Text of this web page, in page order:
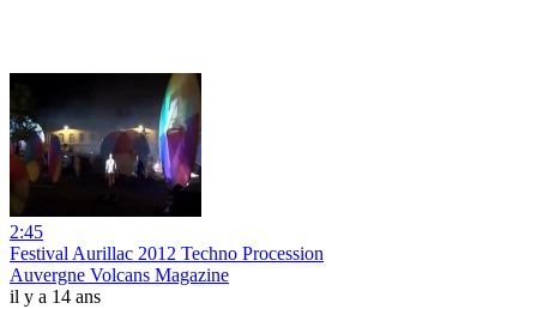
2:45
Festival Aurillac 2012 Techno Procession
Auvergne Volcans Magazine
il y a 14 ans